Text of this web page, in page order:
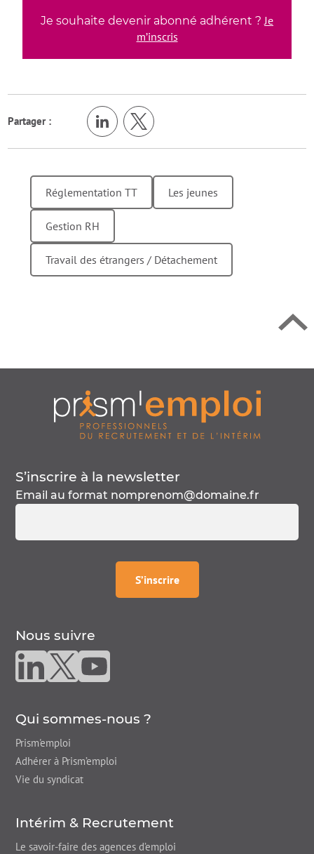
Je souhaite devenir abonné adhérent ?Je
m’inscris
Partager :
Réglementation TT Les jeunes
Gestion RH
Travail des étrangers / Détachement
S’inscrire à la newsletter
Email au format nomprenom@domaine.fr
S’inscrire
à lanewsletter
Nous suivre
Nous suivre sur linkedin
Nous suivre sur twitter
Nous suivre sur youtube
Qui sommes-nous ?
Prism'emploi
Adhérer à Prism’emploi
Vie du syndicat
Intérim & Recrutement
Le savoir-faire des agences d’emploi